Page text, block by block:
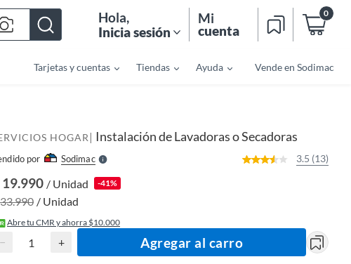
Hola,
Inicia sesión
Mi
cuenta
0
Tarjetas y cuentas Tiendas Ayuda Vende en Sodimac
HOGAR | Instalación de Lavadoras o Secadoras
por SodimacS
l
l
3.5 (13)
19.990 / Unidad -41%
/ Unidad
Abre tu CMR y ahorra $10.000
− + Agregar al carro